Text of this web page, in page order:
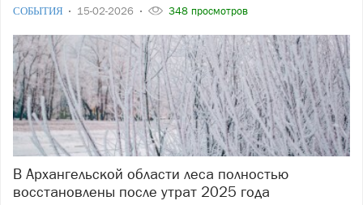
СОБЫТИЯ 15-02-2026 348 просмотров
В Архангельской области леса полностью
восстановлены после утрат 2025 года